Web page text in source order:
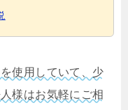
使用していて、少
様はお気軽にご相